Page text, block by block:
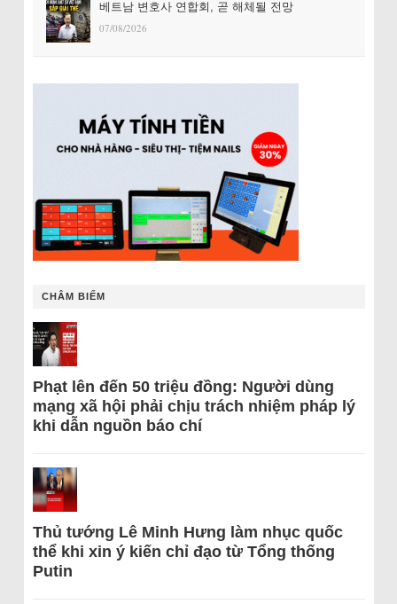
베트남 변호사 연합회, 곧 해체될 전망
07/08/2026
CHÂM BIẾM
Phạt lên đến 50 triệu đồng: Người dùng
mạng xã hội phải chịu trách nhiệm pháp lý
khi dẫn nguồn báo chí
Thủ tướng Lê Minh Hưng làm nhục quốc
thể khi xin ý kiến chỉ đạo từ Tổng thống
Putin